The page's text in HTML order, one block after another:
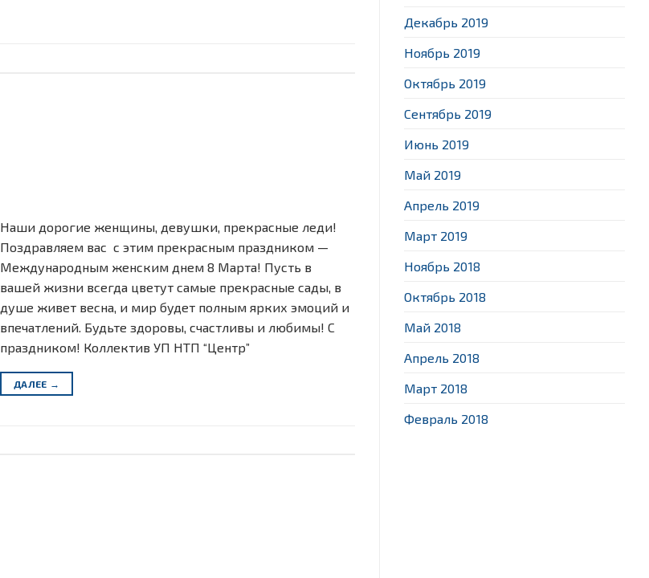
Наши дорогие женщины, девушки, прекрасные леди!
Поздравляем вас с этим прекрасным праздником —
Международным женским днем 8 Марта! Пусть в
вашей жизни всегда цветут самые прекрасные сады, в
душе живет весна, и мир будет полным ярких эмоций и
впечатлений. Будьте здоровы, счастливы и любимы! С
праздником! Коллектив УП НТП “Центр”
ДАЛЕЕ →
Декабрь 2019
Ноябрь 2019
Октябрь 2019
Сентябрь 2019
Июнь 2019
Май 2019
Апрель 2019
Март 2019
Ноябрь 2018
Октябрь 2018
Май 2018
Апрель 2018
Март 2018
Февраль 2018